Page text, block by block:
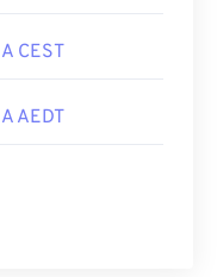
CEST
AEDT